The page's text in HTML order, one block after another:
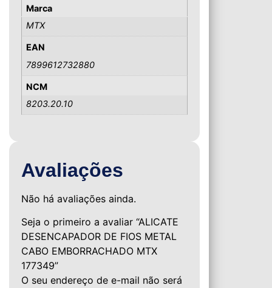
Marca
MTX
EAN
7899612732880
NCM
8203.20.10
Avaliações
Não há avaliações ainda.
Seja o primeiro a avaliar “ALICATE
DESENCAPADOR DE FIOS METAL
CABO EMBORRACHADO MTX
177349”
O seu endereço de e-mail não será